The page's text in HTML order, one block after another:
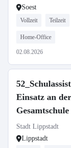
Soest
Vollzeit Teilzeit
Home-Office
02.08.2026
Einsatz an
Gesamtschule
Stadt Lippstadt
Lippstadt